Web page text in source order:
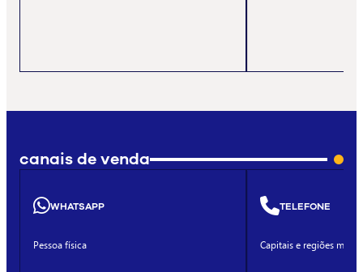
canais de venda
WHATSAPP
Pessoa física
TELEFONE
Capitais e regiões